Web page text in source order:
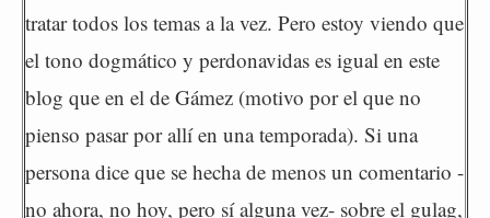
tratar todos los temas a la vez. Pero estoy viendo que
el tono dogmático y perdonavidas es igual en este
blog que en el de Gámez (motivo por el que no
pienso pasar por allí en una temporada). Si una
persona dice que se hecha de menos un comentario -
no ahora, no hoy, pero sí alguna vez- sobre el gulag,